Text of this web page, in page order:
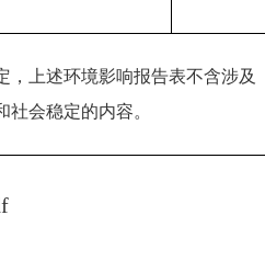
上述环境影响报告表不含涉及
会稳定的内容。